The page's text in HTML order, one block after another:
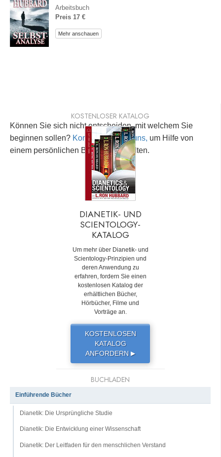
Arbeitsbuch
Preis 17 €
Mehr anschauen
Können Sie sich nicht entscheiden, mit welchem Sie
beginnen sollen? Kontaktieren Sie uns, um Hilfe von
einem persönlichen Berater zu erhalten.
KOSTENLOSER KATALOG
DIANETIK- UND
SCIENTOLOGY-
KATALOG
Um mehr über Dianetik- und
Scientology-Prinzipien und
deren Anwendung zu
erfahren, fordern Sie einen
kostenlosen Katalog der
erhältlichen Bücher,
Hörbücher, Filme und
Vorträge an.
KOSTENLOSEN
KATALOG
ANFORDERN ▶
BUCHLADEN
Einführende Bücher
Dianetik: Die Ursprüngliche Studie
Dianetik: Die Entwicklung einer Wissenschaft
Dianetik: Der Leitfaden für den menschlichen Verstand